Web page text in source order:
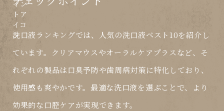
洗口液ランキングでは、人気の洗口液ベスト10を紹介し
ています。クリアマウスやオーラルケアプラスなど、そ
れぞれの製品は口臭予防や歯周病対策に特化しており、
使用感も爽やかです。最適な洗口液を選ぶことで、より
効果的な口腔ケアが実現できます。